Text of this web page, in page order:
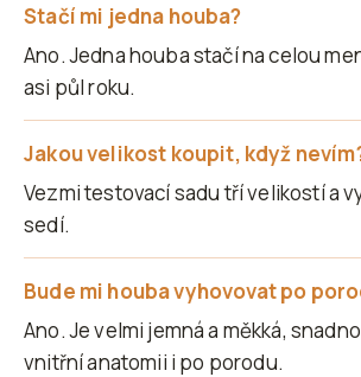
Stačí mi jedna houba?
Ano. Jedna houba stačí na celou
asi půl roku.
Jakou velikost koupit, když
Vezmi testovací sadu tří velikostí a
sedí.
Bude mi houba vyhovovat po
Ano. Je velmi jemná a měkká,
vnitřní anatomii i po porodu.